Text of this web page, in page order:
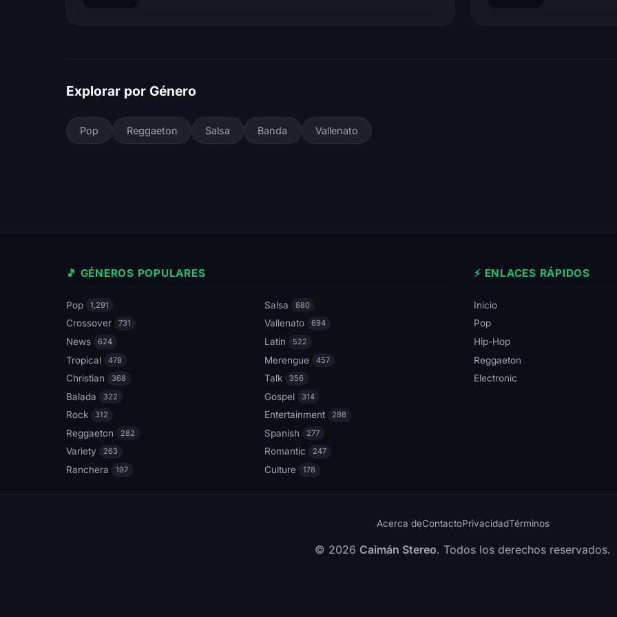
Explorar por Género
Pop Reggaeton Salsa Banda Vallenato
🎵 GÉNEROS POPULARES
Pop 1,291 Salsa 880
Crossover 731 Vallenato 694
News 624 Latin 522
Tropical 478 Merengue 457
Christian 368 Talk 356
Balada 322 Gospel 314
Rock 312 Entertainment 288
Reggaeton 282 Spanish 277
Variety 263 Romantic 247
Ranchera 197 Culture 178
⚡ ENLACES RÁPIDOS
Inicio
Pop
Hip-Hop
Reggaeton
Electronic
Acerca deContactoPrivacidadTérminos
© 2026 Caimán Stereo. Todos los derechos reservados.